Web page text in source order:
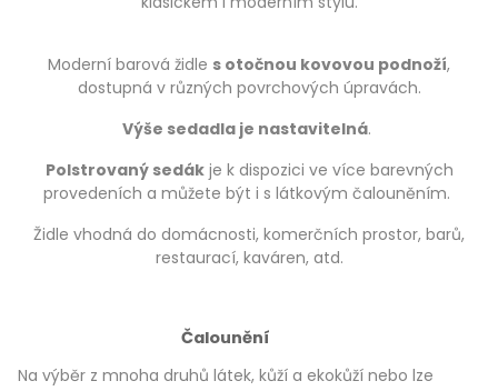
Moderní barová židle s otočnou kovovou podnoží,
dostupná v různých povrchových úpravách.
Výše sedadla je nastavitelná.
Polstrovaný sedákje k dispozici ve více barevných
provedeních a můžete být i s látkovým čalouněním.
Židle vhodná do domácnosti, komerčních prostor, barů,
restaurací, kaváren, atd.
Čalounění
Na výběr z mnoha druhů látek, kůží a ekokůží nebo lze